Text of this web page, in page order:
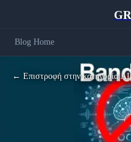
Blog Home
← Επιστροφή στην κατηγορία AI